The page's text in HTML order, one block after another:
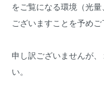
をご覧になる環境（光
ございますことを予め
申し訳ございませんが
い。